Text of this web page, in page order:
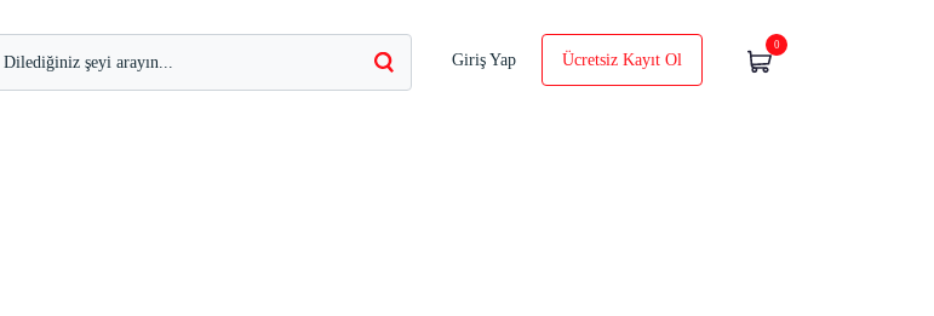
Giriş Yap Ücretsiz Kayıt Ol
0